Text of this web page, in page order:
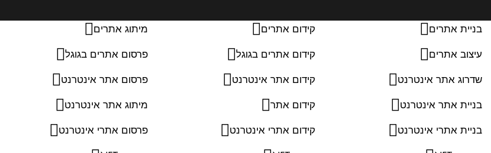
בניית אתרים
עיצוב אתרים
שדרוג אתר אינטרנט
בניית אתר אינטרנט
בניית אתרי אינטרנט
קידום אתרים
קידום אתרים בגוגל
קידום אתר אינטרנט
קידום אתר
קידום אתרי אינטרנט
מיתוג אתרים
פרסום אתרים בגוגל
פרסום אתר אינטרנט
מיתוג אתר אינטרנט
פרסום אתרי אינטרנט